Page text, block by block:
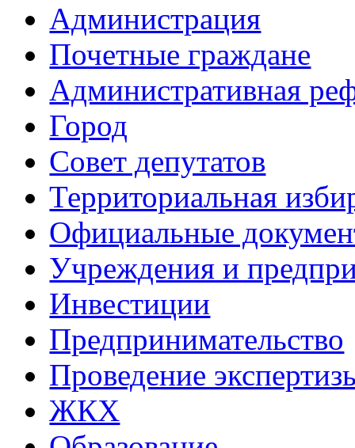
Администрация
Почетные граждане
Административная
Город
Совет депутатов
Территориальная
Официальные
Учреждения и
Инвестиции
Предпринимательство
Проведение
ЖКХ